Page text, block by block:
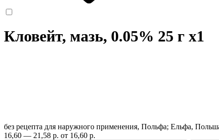
Кловейт, мазь, 0.05% 25 г x1
без рецепта для наружного применения, Польфа; Ельфа,
16,60 — 21,58 р. от 16,60 р.